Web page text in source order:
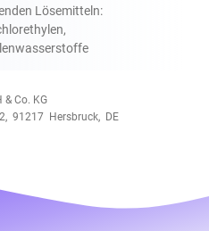
Lösemitteln:
& Co. KG
91217 Hersbruck, DE